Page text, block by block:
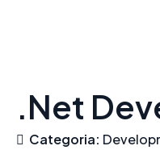
.Net
Categoria: